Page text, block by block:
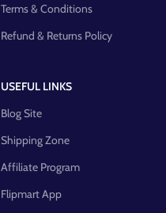
Terms & Conditions
Refund & Returns Policy
USEFUL LINKS
Blog Site
Shipping Zone
Affiliate Program
Flipmart App